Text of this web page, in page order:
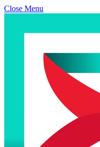
Close Menu